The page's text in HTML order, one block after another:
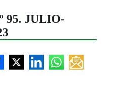
95. JULIO-